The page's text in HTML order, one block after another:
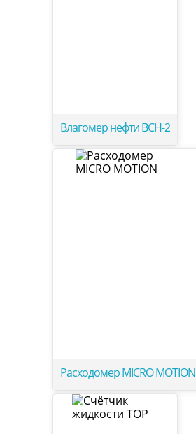
Влагомер нефти ВСН-2
Расходомер MICRO MOTION